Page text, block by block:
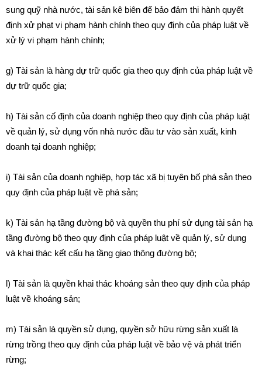
sung quỹ nhà nước, tài sản kê biên để bảo đảm thi hành quyết
định xử phạt vi phạm hành chính theo quy định của pháp luật về
xử lý vi phạm hành chính;
g) Tài sản là hàng dự trữ quốc gia theo quy định của pháp luật về
dự trữ quốc gia;
h) Tài sản cố định của doanh nghiệp theo quy định của pháp luật
về quản lý, sử dụng vốn nhà nước đầu tư vào sản xuất, kinh
doanh tại doanh nghiệp;
i) Tài sản của doanh nghiệp, hợp tác xã bị tuyên bố phá sản theo
quy định của pháp luật về phá sản;
k) Tài sản hạ tầng đường bộ và quyền thu phí sử dụng tài sản hạ
tầng đường bộ theo quy định của pháp luật về quản lý, sử dụng
và khai thác kết cấu hạ tầng giao thông đường bộ;
l) Tài sản là quyền khai thác khoáng sản theo quy định của pháp
luật về khoáng sản;
m) Tài sản là quyền sử dụng, quyền sở hữu rừng sản xuất là
rừng trồng theo quy định của pháp luật về bảo vệ và phát triển
rừng;